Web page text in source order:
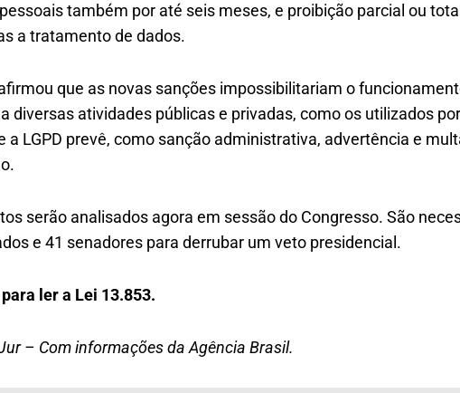
também por até seis meses, e proibição parcial ou
a tratamento de dados.
que as novas sanções impossibilitariam o
diversas atividades públicas e privadas, como os utilizados
a LGPD prevê, como sanção administrativa, advertência e
serão analisados agora em sessão do Congresso. São
e 41 senadores para derrubar um veto presidencial.
para ler a Lei 13.853.
– Com informações da Agência Brasil.